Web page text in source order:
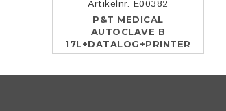
Artikelnr. E00382
P&T MEDICAL
AUTOCLAVE B
17L+DATALOG+PRINTER